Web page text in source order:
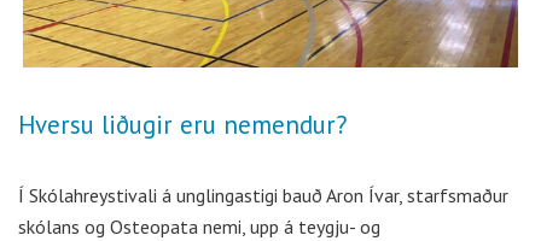
Hversu liðugir eru nemendur?
Í Skólahreystivali á unglingastigi bauð Aron Ívar, starfsmaður
skólans og Osteopata nemi, upp á teygju- og